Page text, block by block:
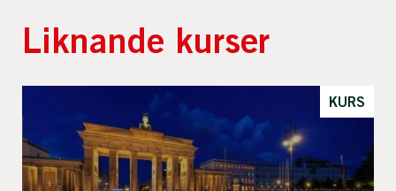
Liknande kurser
KURS